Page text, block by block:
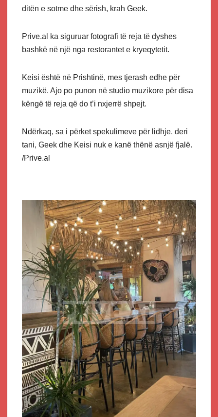
ditën e sotme dhe sërish, krah Geek.
Prive.al ka siguruar fotografi të reja të dyshes
bashkë në një nga restorantet e kryeqytetit.
Keisi është në Prishtinë, mes tjerash edhe për
muzikë. Ajo po punon në studio muzikore për disa
këngë të reja që do t’i nxjerrë shpejt.
Ndërkaq, sa i përket spekulimeve për lidhje, deri
tani, Geek dhe Keisi nuk e kanë thënë asnjë fjalë.
/Prive.al